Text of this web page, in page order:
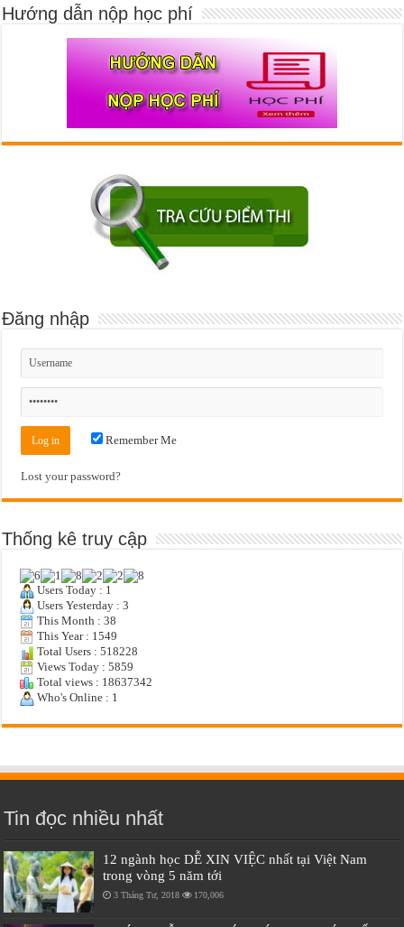
Hướng dẫn nộp học phí
Đăng nhập
Remember Me
Lost your password?
Thống kê truy cập
Users Today : 1
Users Yesterday : 3
This Month : 38
This Year : 1549
Total Users : 518228
Views Today : 5859
Total views : 18637342
Who's Online : 1
Tin đọc nhiều nhất
12 ngành học DỄ XIN VIỆC nhất tại Việt Nam
trong vòng 5 năm tới
3 Tháng Tư, 2018 170,006